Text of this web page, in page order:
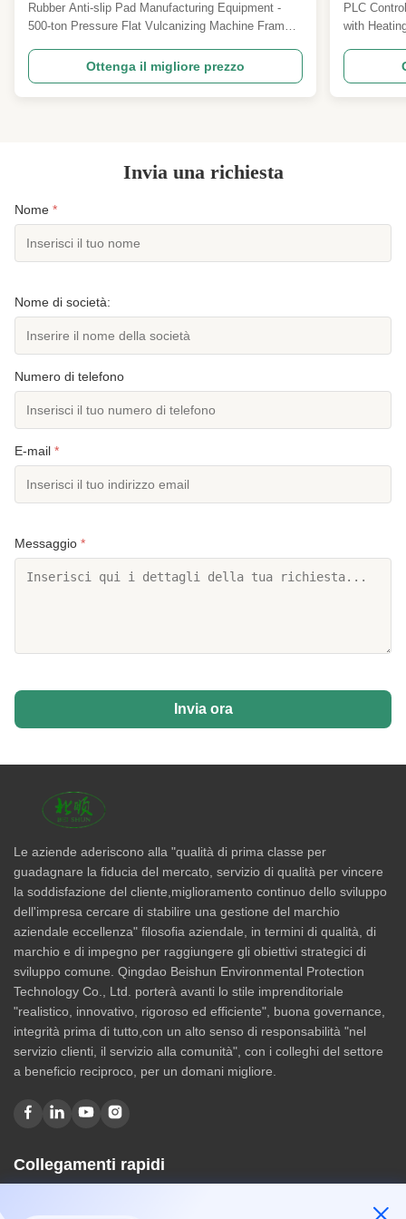
a caldo della gomma
Rubber Anti-slip Pad Manufacturing Equipment -
500-ton Pressure Flat Vulcanizing Machine Frame-
designed for high-volume production of anti-slip
rubber mats with precise pattern definition and
consistent quality. Working Principle of Vulcanizing
Ottenga il migliore prezzo
Manual
PLC
with
options
(Less than
Invia una richiesta
Nome *
Nome di società:
Numero di telefono
E-mail *
Messaggio *
Invia ora
Le aziende aderiscono alla "qualità di prima classe per
guadagnare la fiducia del mercato, servizio di qualità per vincere
la soddisfazione del cliente,miglioramento continuo dello sviluppo
dell'impresa cercare di stabilire una gestione del marchio
aziendale eccellenza" filosofia aziendale, in termini di qualità, di
marchio e di impegno per raggiungere gli obiettivi strategici di
sviluppo comune. Qingdao Beishun Environmental Protection
Technology Co., Ltd. porterà avanti lo stile imprenditoriale
"realistico, innovativo, rigoroso ed efficiente", buona governance,
integrità prima di tutto,con un alto senso di responsabilità "nel
servizio clienti, il servizio alla comunità", con i colleghi del settore
a beneficio reciproco, per un domani migliore.
Collegamenti rapidi